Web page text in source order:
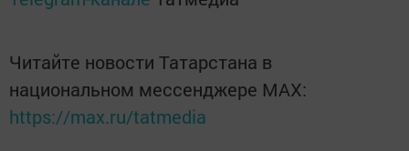
Читайте новости Татарстана в
национальном мессенджере MАХ:
https://max.ru/tatmedia